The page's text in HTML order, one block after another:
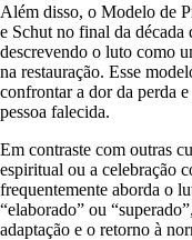
Além disso, o Modelo de
e Schut no final da
descrevendo o luto como
na restauração. Esse
confrontar a dor da perda
pessoa falecida.
Em contraste com outras
espiritual ou a celebração
frequentemente aborda o
“elaborado” ou
adaptação e o retorno à